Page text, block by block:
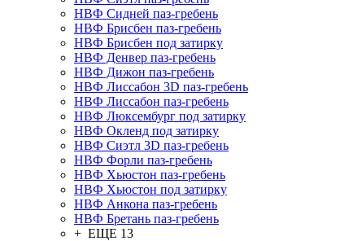
НВФ Сидней паз-гребень
НВФ Брисбен паз-гребень
НВФ Брисбен под затирку
НВФ Денвер паз-гребень
НВФ Дижон паз-гребень
НВФ Лиссабон 3D паз-гребень
НВФ Лиссабон паз-гребень
НВФ Люксембург под затирку
НВФ Окленд под затирку
НВФ Сиэтл 3D паз-гребень
НВФ Форли паз-гребень
НВФ Хьюстон паз-гребень
НВФ Хьюстон под затирку
НВФ Анкона паз-гребень
НВФ Бретань паз-гребень
+ ЕЩЕ 13